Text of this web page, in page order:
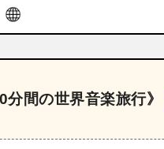
間の世界音楽旅行》